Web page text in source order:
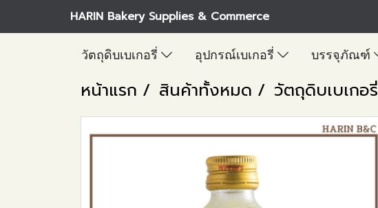
HARIN Bakery Supplies & Commerce
วัตถุดิบเบเกอรี่ อุปกรณ์เบเกอรี่ บรรจุภัณฑ์
หน้าแรก สินค้าทั้งหมด วัตถุดิบเบเกอรี่